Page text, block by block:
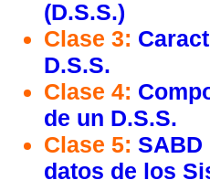
(D.S.S.)
Clase 3:
D.S.S.
Clase 4:
de un D.S.S.
Clase 5: SABD
datos de los